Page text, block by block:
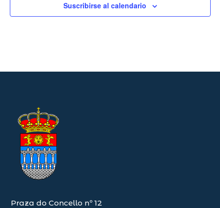
Suscribirse al calendario
Praza do Concello nº 12